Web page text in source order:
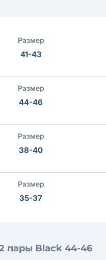
Размер
41-43
Размер
44-46
Размер
38-40
Размер
35-37
пары Black 44-46